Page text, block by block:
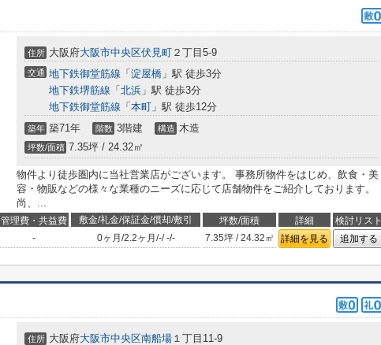
住所 大阪府大阪市中央区伏見町 ２丁目5-9
交通 地下鉄御堂筋線 「 淀屋橋 」駅 徒歩3分
地下鉄堺筋線 「 北浜 」駅 徒歩3分
地下鉄御堂筋線 「 本町 」駅 徒歩12分
築年 築71年 階数 3階建 構造 木造
坪数/面積 7.35坪 / 24.32㎡
物件より徒歩圏内に当社営業店がございます。 事務所物件をはじめ、飲食・美
容・物販などの様々な業種のニーズに応じて店舗物件をご紹介しております。
尚、...
管理費・共益費 敷金/礼金/保証金/償却/敷引 坪数/面積 詳細
検討リスト
- 0ヶ月 /2.2ヶ月 /-/-/- 7.35坪 / 24.32㎡ 詳細を見る 追加する
住所 大阪府大阪市中央区南船場 １丁目11-9